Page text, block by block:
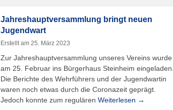
Jahreshauptversammlung bringt neuen
Jugendwart
Erstellt am 25. März 2023
Zur Jahreshauptversammlung unseres Vereins wurde
am 25. Februar ins Bürgerhaus Steinheim
Die Berichte des Wehrführers und der Jugendwartin
waren noch etwas durch die Coronazeit geprägt.
Jedoch konnte zum regulären Weiterlesen →